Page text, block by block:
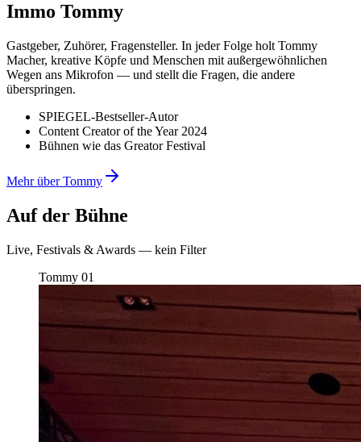
Immo Tommy
Gastgeber, Zuhörer, Fragensteller. In jeder Folge holt Tommy
Macher, kreative Köpfe und Menschen mit außergewöhnlichen
Wegen ans Mikrofon — und stellt die Fragen, die andere
überspringen.
SPIEGEL-Bestseller-Autor
Content Creator of the Year 2024
Bühnen wie das Greator Festival
Mehr über Tommy
Auf der Bühne
Live, Festivals & Awards — kein Filter
Tommy 01